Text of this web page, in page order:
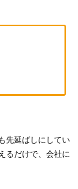
先延ばしにしてい
るだけで、会社に